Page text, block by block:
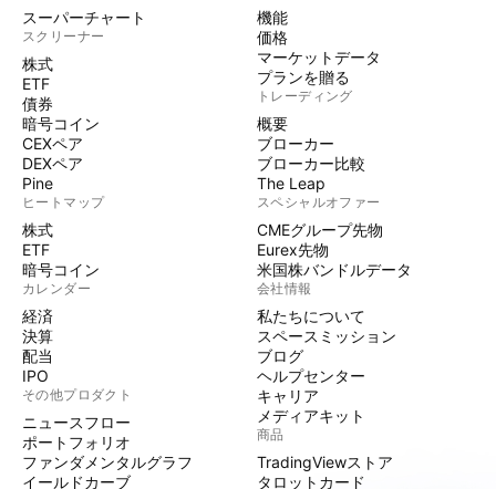
スーパーチャート
スクリーナー
株式
ETF
債券
暗号コイン
CEXペア
DEXペア
Pine
ヒートマップ
株式
ETF
暗号コイン
カレンダー
経済
決算
配当
IPO
その他プロダクト
ニュースフロー
ポートフォリオ
ファンダメンタルグラフ
イールドカーブ
機能
価格
マーケットデータ
プランを贈る
トレーディング
概要
ブローカー
ブローカー比較
The Leap
スペシャルオファー
CMEグループ先物
Eurex先物
米国株バンドルデータ
会社情報
私たちについて
スペースミッション
ブログ
ヘルプセンター
キャリア
メディアキット
商品
TradingViewストア
タロットカード